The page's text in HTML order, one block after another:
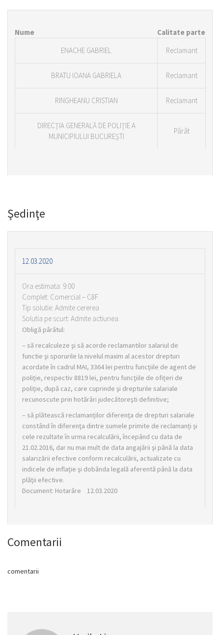
Nume
Calitate parte
ENACHE GABRIEL
Reclamant
BRATU IOANA GABRIELA Reclamant
RINGHEANU CRISTIAN Reclamant
DIRECŢIA GENERALĂ DE POLIŢIE A
MUNICIPIULUI BUCUREŞTI
Pârât
Şedinţe
12.03.2020
Ora estimata: 9:00
Complet: Comercial – C8F
Tip solutie: Admite cererea
Solutia pe scurt: Admite actiunea.
Obligă pârâtul:
– să recalculeze şi să acorde reclamantilor salariul de
functie şi sporurile la nivelul maxim al acestor drepturi
acordate în cadrul MAI, 3364 lei pentru funcţiile de agent de
poliţie, respectiv 8819 lei, pentru funcţiile de ofiţeri de
poliţie, după caz, care cuprinde şi drepturile salariale
recunoscute prin hotărâri judecătoreşti definitive;
– să plătească reclamanţilor diferenţa de drepturi salariale
constând în diferenţa dintre sumele primite de reclamanţi şi
cele rezultate în urma recalculării, începând cu data de
21.02.2016, dar nu mai mult de data angajării şi până la data
salarizării efective conform recalculării, actualizate cu
indicele de inflaţie şi dobânda legală aferentă până la data
plăţii efective.
Document: Hotarâre 12.03.2020
Comentarii
comentarii